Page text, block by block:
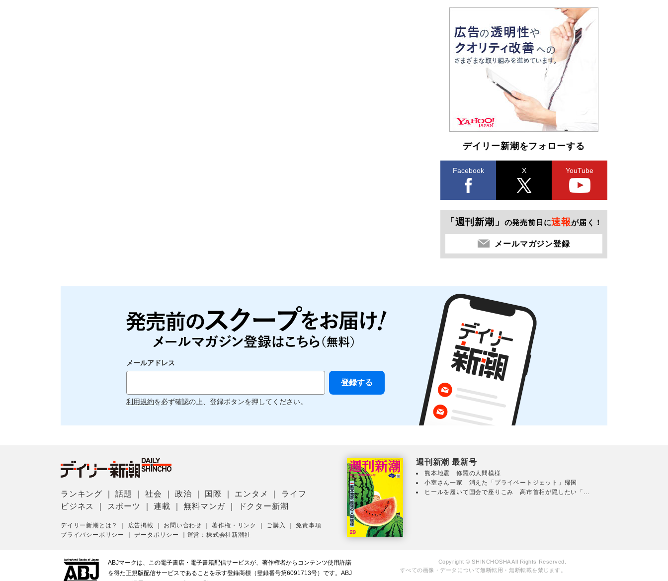
デイリー新潮をフォローする
Facebook X YouTube
「週刊新潮」 の発売前日に速報が届く！
メールマガジン登録
メールアドレス
利用規約を必ず確認の上、登録ボタンを押してください。
ランキング ｜話題 ｜社会 ｜政治 国際 エンタメ
ライフ
ビジネス
スポーツ ｜連載 ｜無料マンガ ドクター新潮
デイリー新潮とは？ 広告掲載 お問い合わせ ｜著作権・リンク ご購入 ｜免責事項
プライバシーポリシー
｜データポリシー 運営：株式会社新潮社
週刊新潮 最新号
熊本地震 修羅の人間模様
小室さん一家 消えた「プライベートジェット」帰国
ヒールを履いて国会で座りこみ 高市首相が隠したい「...
ABJマークは、この電子書店・電子書籍配信サービスが、著作権者からコンテンツ使用許諾
を得た正規版配信サービスであることを示す登録商標（登録番号第6091713号）です。ABJ
Copyright © SHINCHOSHA All Rights Reserved.
すべての画像・データについて無断転用・無断転載を禁じます。